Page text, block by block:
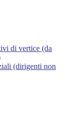
di vertice (da
(dirigenti non